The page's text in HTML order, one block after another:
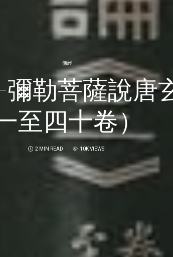
佛經
勒菩薩說唐
至四十卷）
2 MIN READ 10K VIEWS